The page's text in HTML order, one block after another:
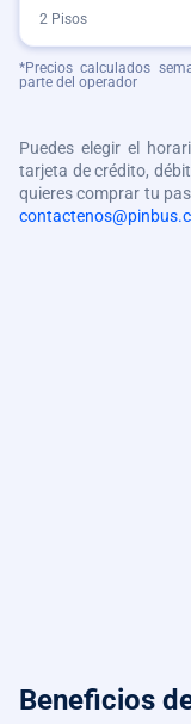
2 Pisos
*Precios calculados
parte del operador
Puedes elegir el
tarjeta de crédito,
quieres comprar tu
Beneficios